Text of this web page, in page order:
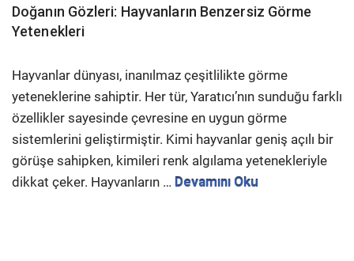
Doğanın Gözleri: Hayvanların Benzersiz Görme
Yetenekleri
Hayvanlar dünyası, inanılmaz çeşitlilikte görme
yeteneklerine sahiptir. Her tür, Yaratıcı’nın sunduğu farklı
özellikler sayesinde çevresine en uygun görme
sistemlerini geliştirmiştir. Kimi hayvanlar geniş açılı bir
görüşe sahipken, kimileri renk algılama yetenekleriyle
dikkat çeker. Hayvanların … Devamını Oku